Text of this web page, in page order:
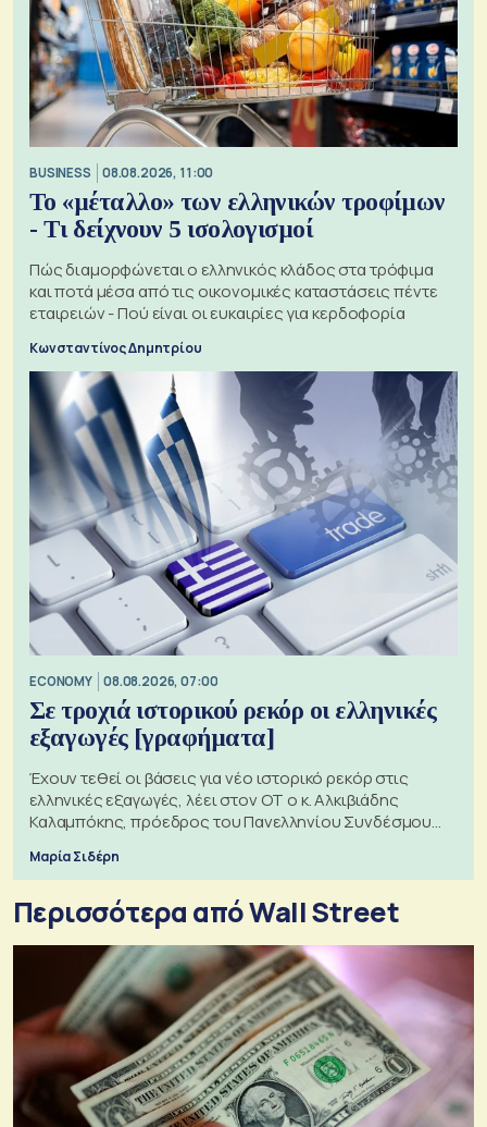
BUSINESS 08.08.2026, 11:00
Το «μέταλλο» των ελληνικών τροφίμων
- Τι δείχνουν 5 ισολογισμοί
Πώς διαμορφώνεται ο ελληνικός κλάδος στα τρόφιμα
και ποτά μέσα από τις οικονομικές καταστάσεις πέντε
εταιρειών - Πού είναι οι ευκαιρίες για κερδοφορία
Κωνσταντίνος Δημητρίου
ECONOMY 08.08.2026, 07:00
Σε τροχιά ιστορικού ρεκόρ οι ελληνικές
εξαγωγές [γραφήματα]
Έχουν τεθεί οι βάσεις για νέο ιστορικό ρεκόρ στις
ελληνικές εξαγωγές, λέει στον ΟΤ ο κ. Αλκιβιάδης
Καλαμπόκης, πρόεδρος του Πανελληνίου Συνδέσμου
Μαρία Σιδέρη
Περισσότερα από Wall Street